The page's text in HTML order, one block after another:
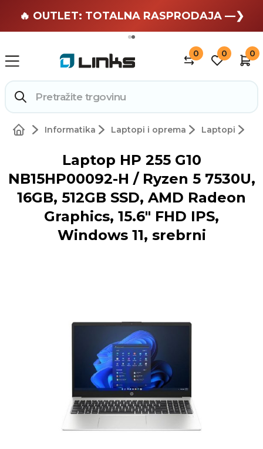
🏄 Zaslužuješ odmor —❯
🔥 OUTLET: TOTALNA RASPRODAJA —❯
0 0 0
Informatika Laptopi i oprema Laptopi
Laptop HP 255 G10
NB15HP00092-H / Ryzen 5 7530U,
16GB, 512GB SSD, AMD Radeon
Graphics, 15.6" FHD IPS,
Windows 11, srebrni